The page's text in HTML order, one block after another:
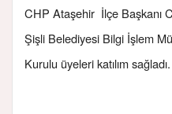
CHP Ataşehir İlçe Başkanı
Şişli Belediyesi Bilgi İşlem
Kurulu üyeleri katılım sağladı.